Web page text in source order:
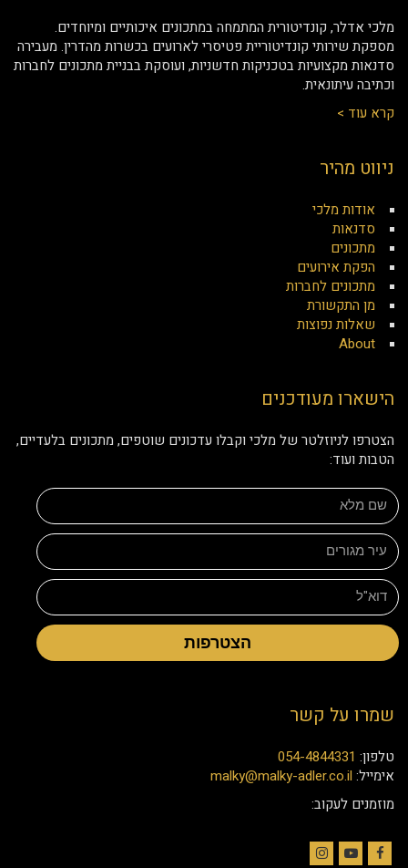
מלכי אדלר, קונדיטורית המתמחה במתכונים איכותיים ומיוחדים.
מספקת שירותי קונדיטוריית פטיסרי לארועים בכשרות מהדרין. מעבירה
סדנאות מקצועיות בטכניקות חדשניות, ועוסקת בבניית מתכונים לחברות
וכתיבה עיתונאית.
קרא עוד >
ניווט מהיר
אודות מלכי
סדנאות
מתכונים
הפקת אירועים
מתכונים לחברות
מן התקשורת
שאלות נפוצות
About
הישארו מעודכנים
הצטרפו לניוזלטר של מלכי וקבלו עדכונים שוטפים, מתכונים בלעדיים,
הטבות ועוד:
הצטרפות
שמרו על קשר
טלפון: 054-4844331
אימייל: malky@malky-adler.co.il
מוזמנים לעקוב: